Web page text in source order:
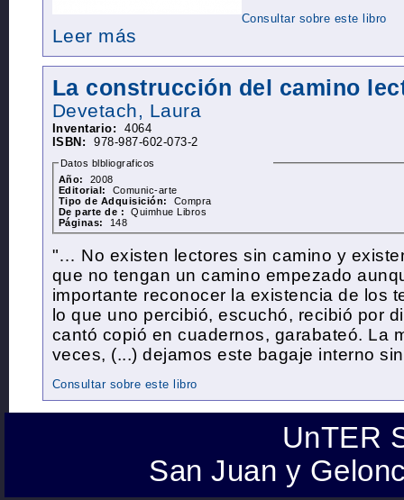
Consultar sobre este libro
Leer más
La construcción del camino
Devetach, Laura
Inventario:
4064
ISBN:
978-987-602-073-2
Datos blbliograficos
Año:
2008
Editorial:
Comunic-arte
Tipo de Adquisición:
Compra
De parte de :
Quimhue Libros
Páginas:
148
"… No existen lectores sin camino y
que no tengan un camino empezado
importante reconocer la existencia de los
lo que uno percibió, escuchó, recibió por
cantó copió en cuadernos, garabateó. La
veces, (...) dejamos este bagaje interno
Consultar sobre este libro
UnTER
San Juan y